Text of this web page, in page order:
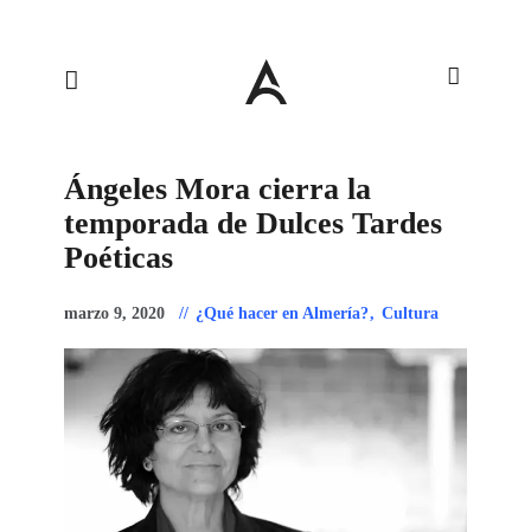
Ángeles Mora cierra la
temporada de Dulces Tardes
Poéticas
marzo 9, 2020 ¿Qué hacer en Almería?, Cultura